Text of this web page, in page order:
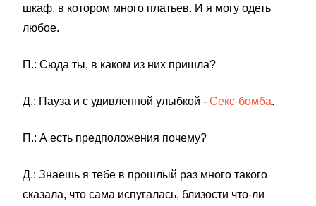
шкаф, в котором много платьев. И я могу одеть
любое.
П.: Сюда ты, в каком из них пришла?
Д.: Пауза и с удивленной улыбкой - Секс-бомба.
П.: А есть предположения почему?
Д.: Знаешь я тебе в прошлый раз много такого
сказала, что сама испугалась, близости что-ли